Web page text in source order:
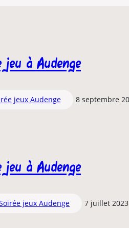
jeu à Audenge
jeux Audenge 8 septembre
jeu à Audenge
jeux Audenge 7 juillet 2023